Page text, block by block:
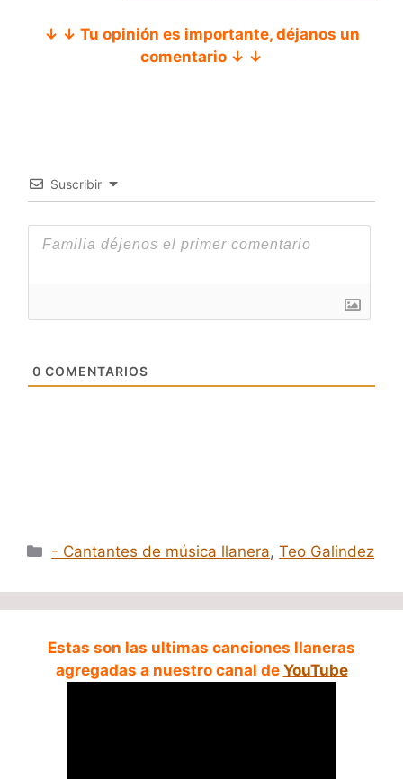
↓ ↓ Tu opinión es importante, déjanos un
comentario ↓ ↓
Suscribir
0 COMENTARIOS
Categorías
- Cantantes de música llanera,Teo Galindez
Estas son las ultimas canciones llaneras
agregadas a nuestro canal de YouTube